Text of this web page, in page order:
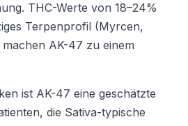
THC-Werte von 18–24%
Terpenprofil (Myrcen,
AK-47 zu einem
ist AK-47 eine geschätzte
die Sativa-typische